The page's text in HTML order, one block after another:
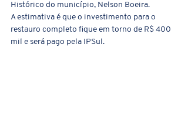
Histórico do município, Nelson Boeira.
A estimativa é que o investimento para o
restauro completo fique em torno de R$ 400
mil e será pago pela IPSul.